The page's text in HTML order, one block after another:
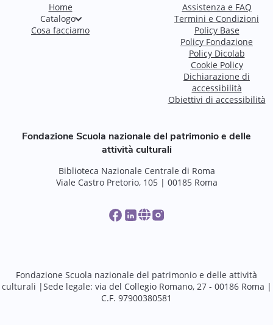
Home
Catalogo
Cosa facciamo
Assistenza e FAQ
Termini e Condizioni
Policy Base
Policy Fondazione
Policy Dicolab
Cookie Policy
Dichiarazione di
accessibilità
Obiettivi di accessibilità
Fondazione Scuola nazionale del patrimonio e delle
attività culturali
Biblioteca Nazionale Centrale di Roma
Viale Castro Pretorio, 105 | 00185 Roma
Fondazione Scuola nazionale del patrimonio e delle attività
culturali |Sede legale: via del Collegio Romano, 27 - 00186 Roma |
C.F. 97900380581